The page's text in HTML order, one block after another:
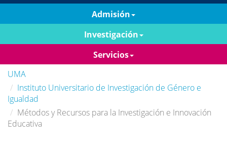
Admisión
Investigación
Servicios
UMA
Instituto Universitario de Investigación de Género e
Igualdad
Métodos y Recursos para la Investigación e Innovación
Educativa